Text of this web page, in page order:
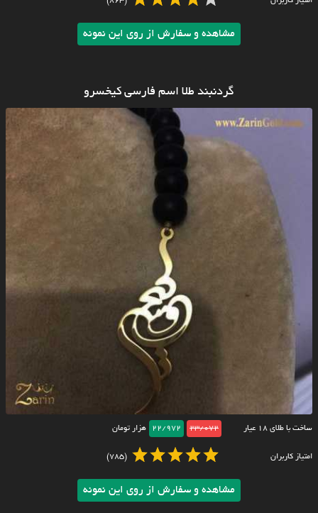
مشاهده و سفارش از روی این نمونه
گردنبند طلا اسم فارسی کیخسرو
ساخت با طلای ۱۸ عیار 23/072
22/972 هزار تومان
امتیاز کاربران (785)
مشاهده و سفارش از روی این نمونه